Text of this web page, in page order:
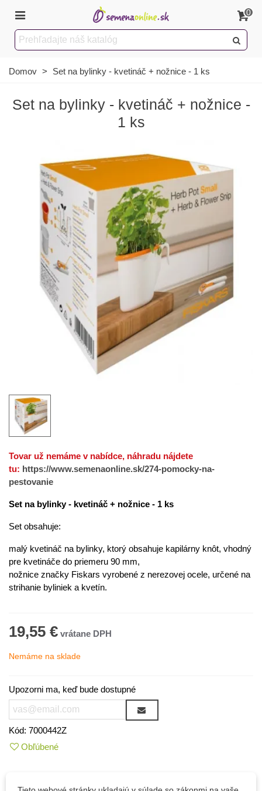
0
Domov > Set na bylinky - kvetináč + nožnice - 1 ks
Set na bylinky - kvetináč + nožnice -
1 ks
Tovar už nemáme v nabídce, náhradu nájdete
tu: https://www.semenaonline.sk/274-pomocky-na-
pestovanie
Set na bylinky - kvetináč + nožnice - 1 ks
Set obsahuje:
malý kvetináč na bylinky, ktorý obsahuje kapilárny knôt, vhodný
pre kvetináče do priemeru 90 mm,
nožnice značky Fiskars vyrobené z nerezovej ocele, určené na
strihanie byliniek a kvetín.
19,55 €
Nemáme na sklade
Upozorni ma, keď bude dostupné
Kód: 7000442Z
Obľúbené